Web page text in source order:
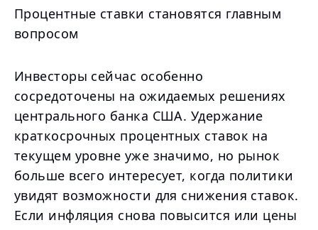
Процентные ставки становятся главным
вопросом
Инвесторы сейчас особенно
сосредоточены на ожидаемых решениях
центрального банка США. Удержание
краткосрочных процентных ставок на
текущем уровне уже значимо, но рынок
больше всего интересует, когда политики
увидят возможности для снижения ставок.
Если инфляция снова повысится или цены